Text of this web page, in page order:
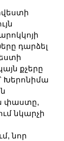
դարձել
քչերը
Խերոնիմա
փաստը,
նկարչի
նոր